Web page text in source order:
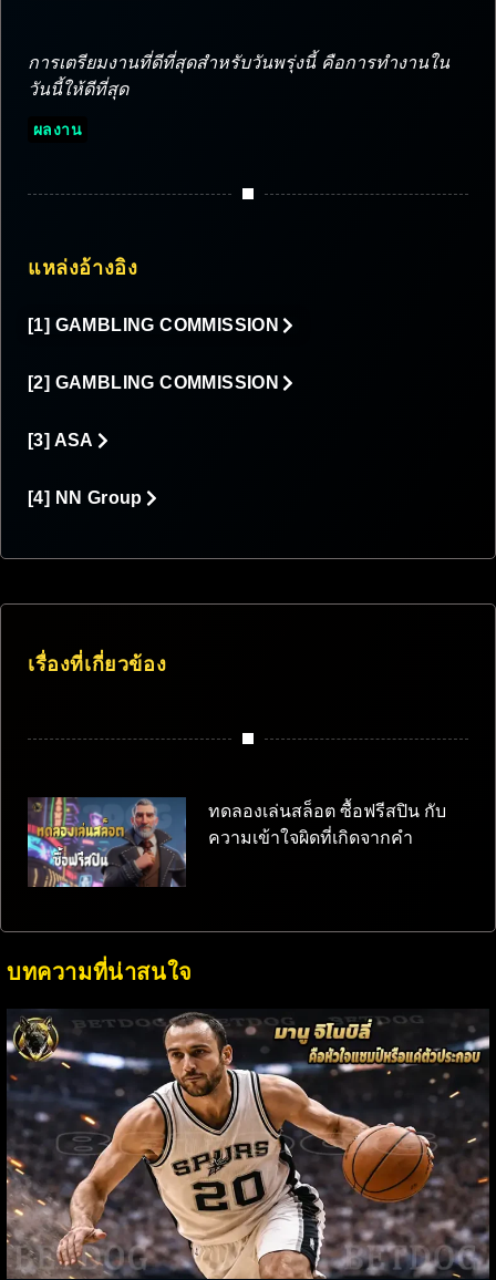
การเตรียมงานที่ดีที่สุดสำหรับวันพรุ่งนี้ คือการทำงานใน
วันนี้ให้ดีที่สุด
ผลงาน
แหล่งอ้างอิง
[1] GAMBLING COMMISSION
[2] GAMBLING COMMISSION
[3] ASA
[4] NN Group
เรื่องที่เกี่ยวข้อง
ทดลองเล่นสล็อต ซื้อฟรีสปิน กับ
ความเข้าใจผิดที่เกิดจากคำ
บทความที่น่าสนใจ